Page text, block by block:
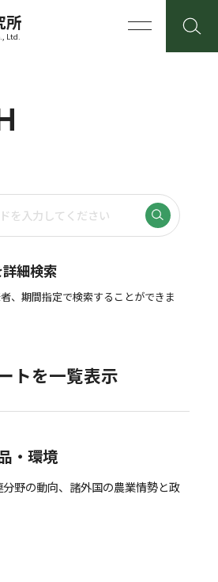
所
Ltd.
細検索
、期間指定で検索することができま
トを一覧表示
・環境
野の動向、諸外国の農業情勢と政